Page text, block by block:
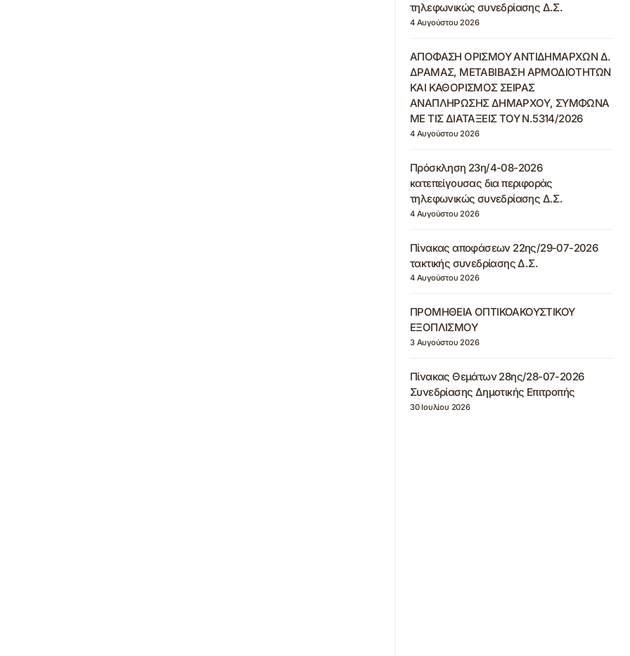
τηλεφωνικώς συνεδρίασης Δ.Σ.
4 Αυγούστου 2026
ΑΠΟΦΑΣΗ ΟΡΙΣΜΟΥ ΑΝΤΙΔΗΜΑΡΧΩΝ Δ.
ΔΡΑΜΑΣ, ΜΕΤΑΒΙΒΑΣΗ ΑΡΜΟΔΙΟΤΗΤΩΝ
ΚΑΙ ΚΑΘΟΡΙΣΜΟΣ ΣΕΙΡΑΣ
ΑΝΑΠΛΗΡΩΣΗΣ ΔΗΜΑΡΧΟΥ, ΣΥΜΦΩΝΑ
ΜΕ ΤΙΣ ΔΙΑΤΑΞΕΙΣ ΤΟΥ Ν.5314/2026
4 Αυγούστου 2026
Πρόσκληση 23η/4-08-2026
κατεπείγουσας δια περιφοράς
τηλεφωνικώς συνεδρίασης Δ.Σ.
4 Αυγούστου 2026
Πίνακας αποφάσεων 22ης/29-07-2026
τακτικής συνεδρίασης Δ.Σ.
4 Αυγούστου 2026
ΠΡΟΜΗΘΕΙΑ ΟΠΤΙΚΟΑΚΟΥΣΤΙΚΟΥ
ΕΞΟΠΛΙΣΜΟΥ
3 Αυγούστου 2026
Πίνακας Θεμάτων 28ης/28-07-2026
Συνεδρίασης Δημοτικής Επιτροπής
30 Ιουλίου 2026